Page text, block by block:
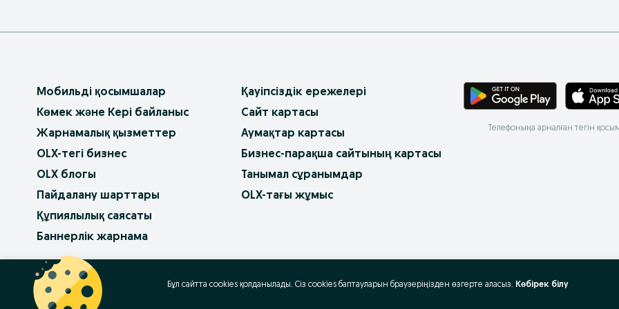
Мобильді қосымшалар
Көмек және Кері байланыс
Жарнамалық қызметтер
OLX-тегі бизнес
OLX блогы
Пайдалану шарттары
Құпиялылық саясаты
Баннерлік жарнама
Қауіпсіздік ережелері
Сайт картасы
Аумақтар картасы
Бизнес-парақша сайтының картасы
Танымал сұранымдар
OLX-тағы жұмыс
Телефоныңа арналған тегін
OLX.bg
Бұл сайтта cookies қолданылады. Сіз cookies баптауларын браузеріңізден өзгерте аласыз. Көбірек білу